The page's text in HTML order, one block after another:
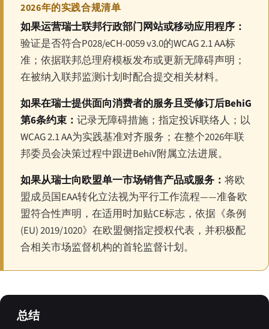
2026年的实践合规清单
如果运营瑞士联邦行政部门网站或移动应用程序：
验证是否符合P028/eCH-0059 v3.0的WCAG 2.1 AA标
准；依据联邦总理府模板发布或更新无障碍声明；
在被纳入联邦监测计划时配合提交相关材料。
如果在瑞士提供面向消费者的服务且受修订后BehiG
第6条约束： 记录无障碍措施；指定投诉联络人；以
WCAG 2.1 AA为实践基准对齐服务；在整个2026年联
邦委员会决策过程中跟进BehiV附属立法进展。
如果从瑞士向欧盟单一市场销售产品或服务： 将欧
盟成员国EAA转化立法视为平行工作流程——准备欧
盟符合性声明，在适用时加贴CE标志，依据《条例
(EU) 2019/1020》在欧盟侧指定授权代表，并积极配
合相关市场监督机构的首轮监督计划。
总结